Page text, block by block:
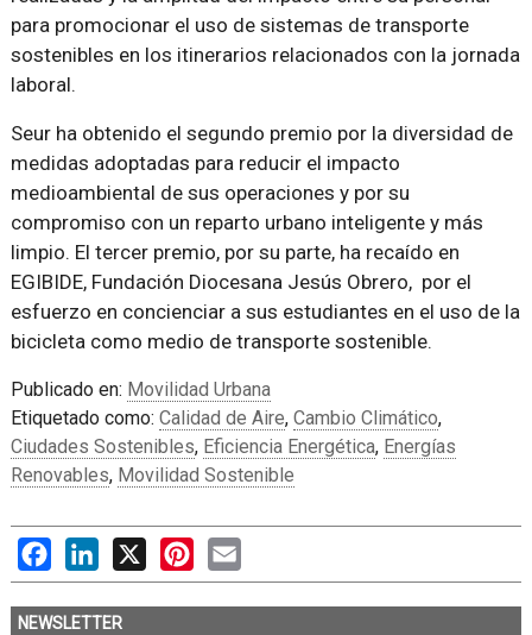
para promocionar el uso de sistemas de transporte
sostenibles en los itinerarios relacionados con la jornada
laboral.
Seur ha obtenido el segundo premio por la diversidad de
medidas adoptadas para reducir el impacto
medioambiental de sus operaciones y por su
compromiso con un reparto urbano inteligente y más
limpio. El tercer premio, por su parte, ha recaído en
EGIBIDE, Fundación Diocesana Jesús Obrero, por el
esfuerzo en concienciar a sus estudiantes en el uso de la
bicicleta como medio de transporte sostenible.
Publicado en: Movilidad Urbana
Etiquetado como: Calidad de Aire, Cambio Climático,
Ciudades Sostenibles, Eficiencia Energética, Energías
Renovables, Movilidad Sostenible
FacebookLinkedIn
X PinterestEmail
NEWSLETTER